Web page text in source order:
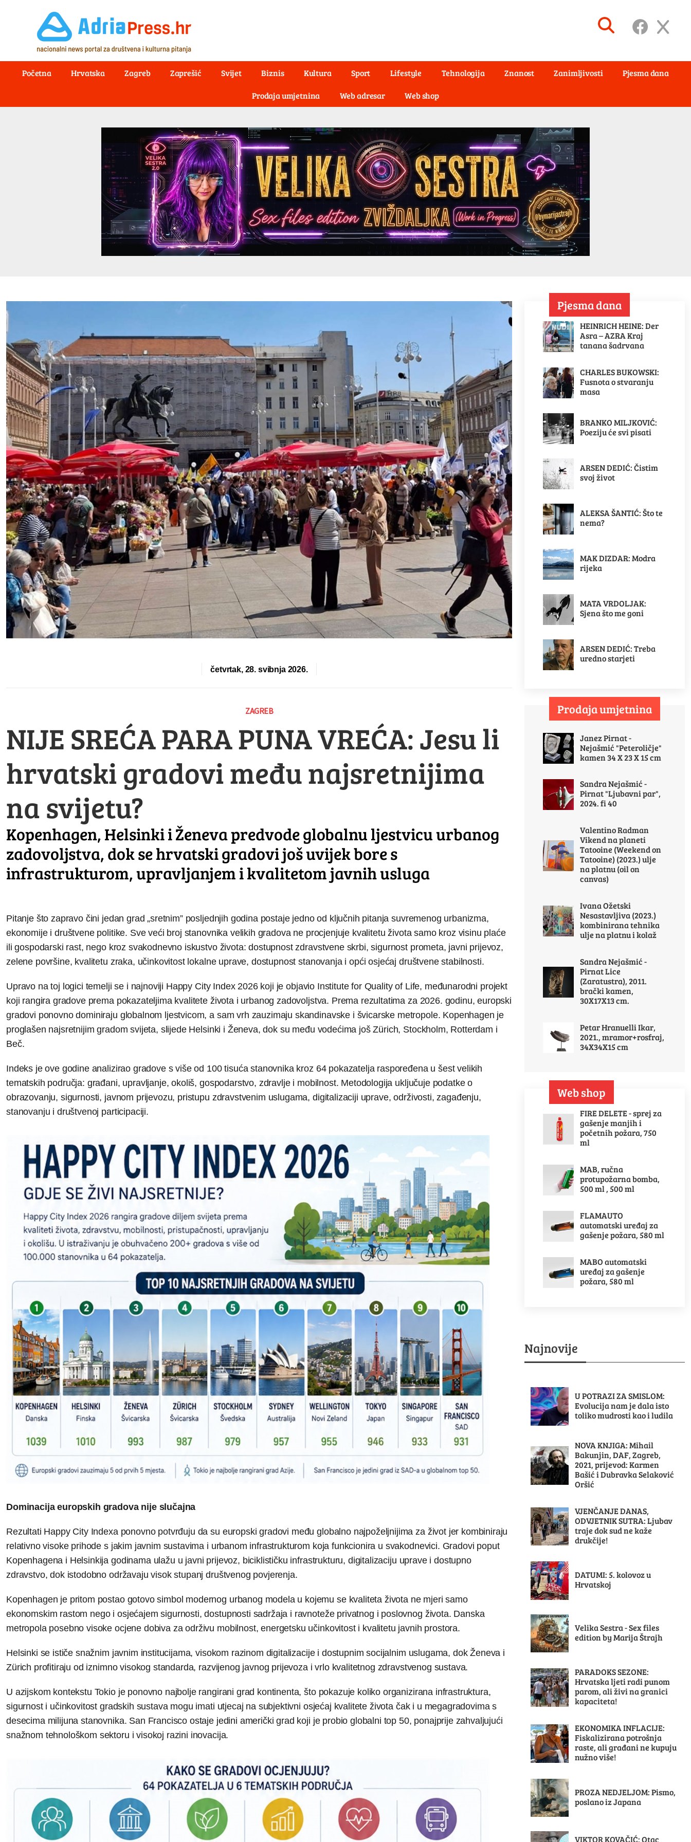
Početna Hrvatska Zagreb Zaprešić Svijet Biznis Kultura Sport Lifestyle Tehnologija Znanost Zanimljivosti Pjesma dana
Prodaja umjetnina Web adresar Web shop
četvrtak, 28. svibnja 2026.
ZAGREB
NIJE SREĆA PARA PUNA VREĆA: Jesu li
hrvatski gradovi među najsretnijima
na svijetu?
Kopenhagen, Helsinki i Ženeva predvode globalnu ljestvicu urbanog
zadovoljstva, dok se hrvatski gradovi još uvijek bore s
infrastrukturom, upravljanjem i kvalitetom javnih usluga
Pitanje što zapravo čini jedan grad „sretnim” posljednjih godina postaje jedno od ključnih pitanja suvremenog urbanizma,
ekonomije i društvene politike. Sve veći broj stanovnika velikih gradova ne procjenjuje kvalitetu života samo kroz visinu plaće
ili gospodarski rast, nego kroz svakodnevno iskustvo života: dostupnost zdravstvene skrbi, sigurnost prometa, javni prijevoz,
zelene površine, kvalitetu zraka, učinkovitost lokalne uprave, dostupnost stanovanja i opći osjećaj društvene stabilnosti.
Upravo na toj logici temelji se i najnoviji Happy City Index 2026 koji je objavio Institute for Quality of Life, međunarodni projekt
koji rangira gradove prema pokazateljima kvalitete života i urbanog zadovoljstva. Prema rezultatima za 2026. godinu, europski
gradovi ponovno dominiraju globalnom ljestvicom, a sam vrh zauzimaju skandinavske i švicarske metropole. Kopenhagen je
proglašen najsretnijim gradom svijeta, slijede Helsinki i Ženeva, dok su među vodećima još Zürich, Stockholm, Rotterdam i
Beč.
Indeks je ove godine analizirao gradove s više od 100 tisuća stanovnika kroz 64 pokazatelja raspoređena u šest velikih
tematskih područja: građani, upravljanje, okoliš, gospodarstvo, zdravlje i mobilnost. Metodologija uključuje podatke o
obrazovanju, sigurnosti, javnom prijevozu, pristupu zdravstvenim uslugama, digitalizaciji uprave, održivosti, zagađenju,
stanovanju i društvenoj participaciji.
Dominacija europskih gradova nije slučajna
Rezultati Happy City Indexa ponovno potvrđuju da su europski gradovi među globalno najpoželjnijima za život jer kombiniraju
relativno visoke prihode s jakim javnim sustavima i urbanom infrastrukturom koja funkcionira u svakodnevici. Gradovi poput
Kopenhagena i Helsinkija godinama ulažu u javni prijevoz, biciklističku infrastrukturu, digitalizaciju uprave i dostupno
zdravstvo, dok istodobno održavaju visok stupanj društvenog povjerenja.
Kopenhagen je pritom postao gotovo simbol modernog urbanog modela u kojemu se kvaliteta života ne mjeri samo
ekonomskim rastom nego i osjećajem sigurnosti, dostupnosti sadržaja i ravnoteže privatnog i poslovnog života. Danska
metropola posebno visoke ocjene dobiva za održivu mobilnost, energetsku učinkovitost i kvalitetu javnih prostora.
Helsinki se ističe snažnim javnim institucijama, visokom razinom digitalizacije i dostupnim socijalnim uslugama, dok Ženeva i
Zürich profitiraju od iznimno visokog standarda, razvijenog javnog prijevoza i vrlo kvalitetnog zdravstvenog sustava.
U azijskom kontekstu Tokio je ponovno najbolje rangirani grad kontinenta, što pokazuje koliko organizirana infrastruktura,
sigurnost i učinkovitost gradskih sustava mogu imati utjecaj na subjektivni osjećaj kvalitete života čak i u megagradovima s
desecima milijuna stanovnika. San Francisco ostaje jedini američki grad koji je probio globalni top 50, ponajprije zahvaljujući
snažnom tehnološkom sektoru i visokoj razini inovacija.
Pjesma dana
HEINRICH HEINE: Der
Asra – AZRA Kraj
tanana šadrvana
CHARLES BUKOWSKI:
Fusnota o stvaranju
masa
BRANKO MILJKOVIĆ:
Poeziju će svi pisati
ARSEN DEDIĆ: Čistim
svoj život
ALEKSA ŠANTIĆ: Što te
nema?
MAK DIZDAR: Modra
rijeka
MATA VRDOLJAK:
Sjena što me goni
ARSEN DEDIĆ: Treba
uredno starjeti
Prodaja umjetnina
Janez Pirnat -
Nejašmić "Peteroličje"
kamen 34 X 23 X 15 cm
Sandra Nejašmić -
Pirnat "Ljubavni par",
2024. fi 40
Valentino Radman
Vikend na planeti
Tatooine (Weekend on
Tatooine) (2023.) ulje
na platnu (oil on
canvas)
Ivana Ožetski
Nesastavljiva (2023.)
kombinirana tehnika
ulje na platnu i kolaž
Sandra Nejašmić -
Pirnat Lice
(Zaratustra), 2011.
brački kamen,
30X17X13 cm.
Petar Hranuelli Ikar,
2021., mramor+rosfraj,
34X34X15 cm
Web shop
FIRE DELETE - sprej za
gašenje manjih i
početnih požara, 750
ml
MAB, ručna
protupožarna bomba,
500 ml , 500 ml
FLAMAUTO
automatski uređaj za
gašenje požara, 580 ml
MABO automatski
uređaj za gašenje
požara, 580 ml
Najnovije
U POTRAZI ZA SMISLOM:
Evolucija nam je dala isto
toliko mudrosti kao i ludila
NOVA KNJIGA: Mihail
Bakunjin, DAF, Zagreb,
2021, prijevod: Karmen
Bašić i Dubravka Selaković
Oršić
VJENČANJE DANAS,
ODVJETNIK SUTRA: Ljubav
traje dok sud ne kaže
drukčije!
DATUMI: 5. kolovoz u
Hrvatskoj
Velika Sestra - Sex files
edition by Marija Štrajh
PARADOKS SEZONE:
Hrvatska ljeti radi punom
parom, ali živi na granici
kapaciteta!
EKONOMIKA INFLACIJE:
Fiskalizirana potrošnja
raste, ali građani ne kupuju
nužno više!
PROZA NEDJELJOM: Pismo,
poslano iz Japana
VIKTOR KOVAČIĆ: Otac